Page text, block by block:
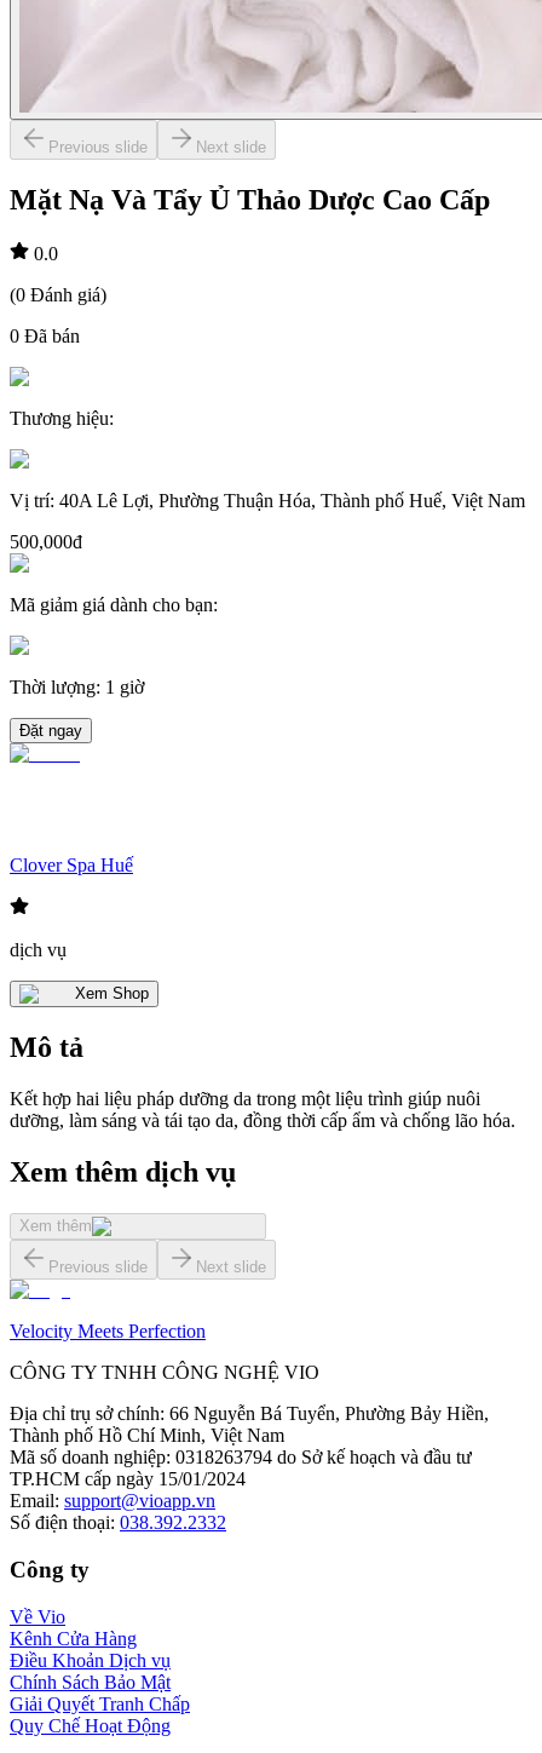
Previous slide Next slide
Mặt Nạ Và Tẩy Ủ Thảo Dược Cao Cấp
0.0
(0 Đánh giá)
0 Đã bán
Thương hiệu:
Vị trí: 40A Lê Lợi, Phường Thuận Hóa, Thành phố Huế, Việt Nam
500,000đ
Mã giảm giá dành cho bạn:
Thời lượng: 1 giờ
Đặt ngay
Clover Spa Huế
dịch vụ
Xem Shop
Mô tả
Kết hợp hai liệu pháp dưỡng da trong một liệu trình giúp nuôi
dưỡng, làm sáng và tái tạo da, đồng thời cấp ẩm và chống lão hóa.
Xem thêm dịch vụ
Xem thêm
Previous slide Next slide
Velocity Meets Perfection
CÔNG TY TNHH CÔNG NGHỆ VIO
Địa chỉ trụ sở chính: 66 Nguyễn Bá Tuyển, Phường Bảy Hiền,
Thành phố Hồ Chí Minh, Việt Nam
Mã số doanh nghiệp: 0318263794 do Sở kế hoạch và đầu tư
TP.HCM cấp ngày 15/01/2024
Email: support@vioapp.vn
Số điện thoại: 038.392.2332
Công ty
Về Vio
Kênh Cửa Hàng
Điều Khoản Dịch vụ
Chính Sách Bảo Mật
Giải Quyết Tranh Chấp
Quy Chế Hoạt Động